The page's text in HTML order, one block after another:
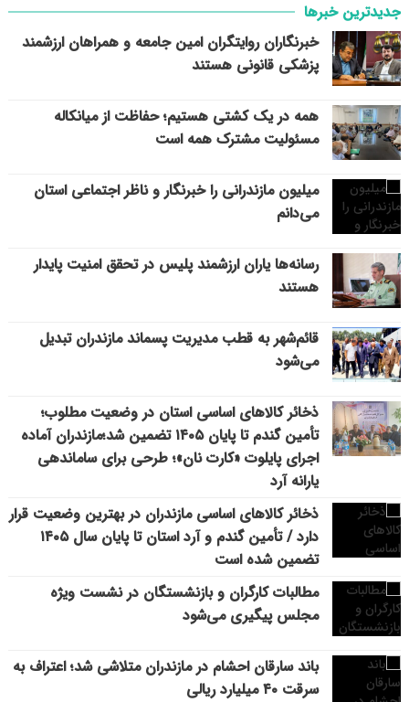
جدیدترین خبرها
خبرنگاران روایتگران امین جامعه و همراهان ارزشمند
پزشکی قانونی هستند
همه در یک کشتی هستیم؛ حفاظت از میانکاله
مسئولیت مشترک همه است
میلیون مازندرانی را خبرنگار و ناظر اجتماعی استان
می‌دانم
رسانه‌ها یاران ارزشمند پلیس در تحقق امنیت پایدار
هستند
قائم‌شهر به قطب مدیریت پسماند مازندران تبدیل
می‌شود
ذخائر کالاهای اساسی استان در وضعیت مطلوب؛
تأمین گندم تا پایان ۱۴۰۵ تضمین شد؛مازندران آماده
اجرای پایلوت «کارت نان»؛ طرحی برای ساماندهی
یارانه آرد
ذخائر کالاهای اساسی مازندران در بهترین وضعیت قرار
دارد / تأمین گندم و آرد استان تا پایان سال ۱۴۰۵
تضمین شده است
مطالبات کارگران و بازنشستگان در نشست ویژه
مجلس پیگیری می‌شود
باند سارقان احشام در مازندران متلاشی شد؛ اعتراف به
سرقت ۴۰ میلیارد ریالی